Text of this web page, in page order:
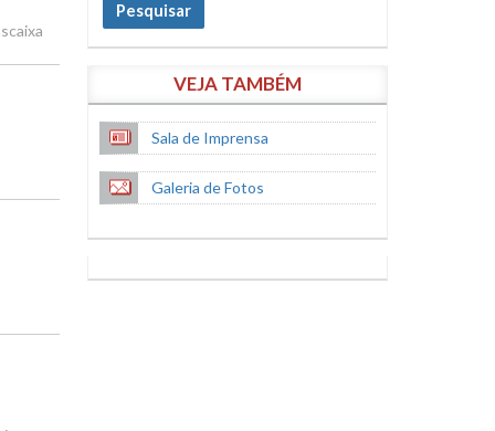
Pesquisar
VEJA TAMBÉM
Sala de Imprensa
Galeria de Fotos